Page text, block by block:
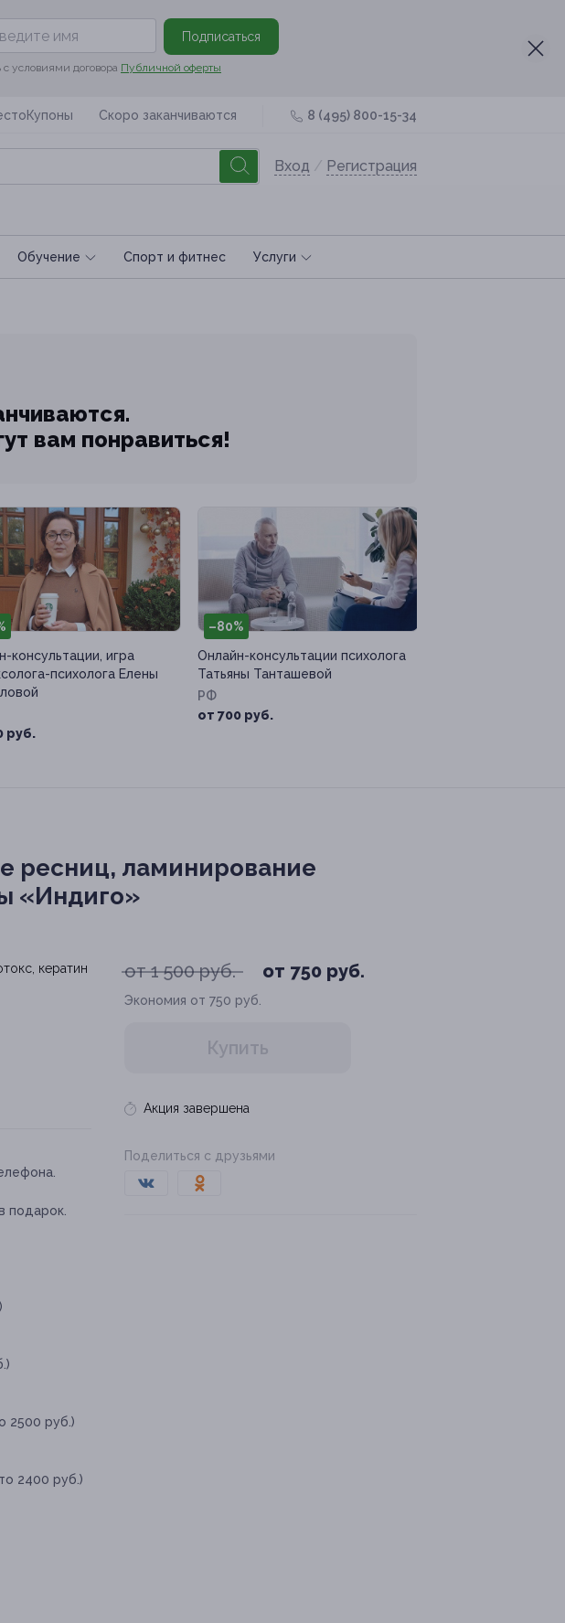
Подписаться
условиями договора Публичной оферты
Скоро заканчиваются 8 (495) 800-15-34
Вход / Регистрация
Обучение Спoрт и фитнес Услуги
вам понравиться!
консультации, игра
психолога Елены
руб.
–80%
Онлайн-консультации психолога
Татьяны Танташевой
РФ
от 700 руб.
ресниц, ламинирование
«Индиго»
от 1 500 руб. от 750 руб.
Экономия от 750 руб.
Купить
Акция завершена
Поделиться с друзьями
подарок.
2500 руб.)
2400 руб.)